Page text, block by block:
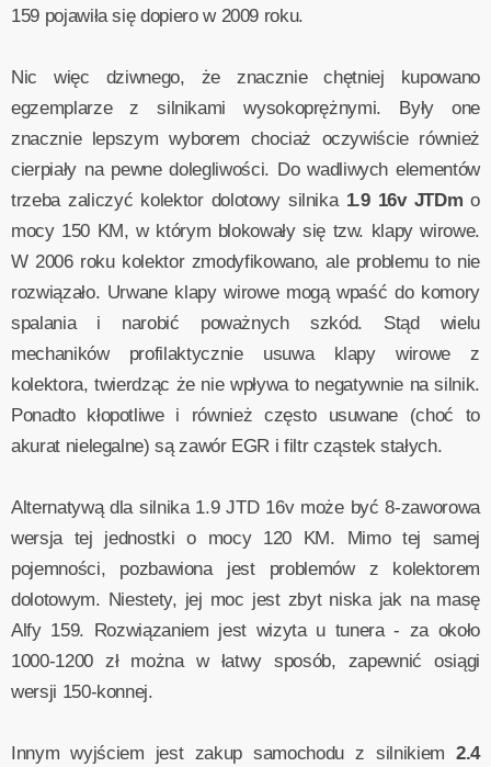
159 pojawiła się dopiero w 2009 roku.
Nic więc dziwnego, że znacznie chętniej kupowano
egzemplarze z silnikami wysokoprężnymi. Były one
znacznie lepszym wyborem chociaż oczywiście również
cierpiały na pewne dolegliwości. Do wadliwych elementów
trzeba zaliczyć kolektor dolotowy silnika 1.9 16v JTDm o
mocy 150 KM, w którym blokowały się tzw. klapy wirowe.
W 2006 roku kolektor zmodyfikowano, ale problemu to nie
rozwiązało. Urwane klapy wirowe mogą wpaść do komory
spalania i narobić poważnych szkód. Stąd wielu
mechaników profilaktycznie usuwa klapy wirowe z
kolektora, twierdząc że nie wpływa to negatywnie na silnik.
Ponadto kłopotliwe i również często usuwane (choć to
akurat nielegalne) są zawór EGR i filtr cząstek stałych.
Alternatywą dla silnika 1.9 JTD 16v może być 8-zaworowa
wersja tej jednostki o mocy 120 KM. Mimo tej samej
pojemności, pozbawiona jest problemów z kolektorem
dolotowym. Niestety, jej moc jest zbyt niska jak na masę
Alfy 159. Rozwiązaniem jest wizyta u tunera - za około
1000-1200 zł można w łatwy sposób, zapewnić osiągi
wersji 150-konnej.
Innym wyjściem jest zakup samochodu z silnikiem2.4